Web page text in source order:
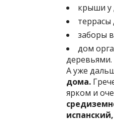
крыши у
заборы
дом
деревьями.
А уже
дома.
ярком и